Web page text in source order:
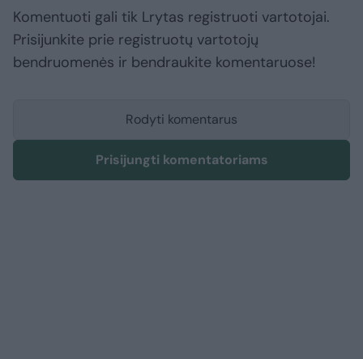
Komentuoti gali tik Lrytas registruoti vartotojai.
Prisijunkite prie registruotų vartotojų
bendruomenės ir bendraukite komentaruose!
Rodyti komentarus
Prisijungti komentatoriams